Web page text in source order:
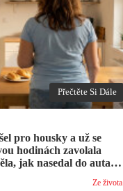
Přečtěte Si Dále
pro housky a už se
hodinách zavolala
jak nasedal do auta s
balit na služební cestu
Ze života